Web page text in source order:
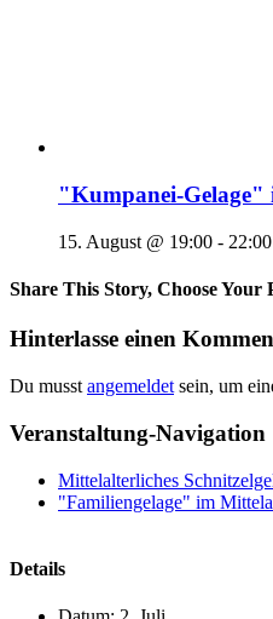
"Kumpanei-
15. August @ 19:00 - 22:00
Share This Story, Choose Your
Hinterlasse einen
Du musst angemeldet sein, um
Veranstaltung-Navigation
Mittelalterliches
"Familiengelage" im
Details